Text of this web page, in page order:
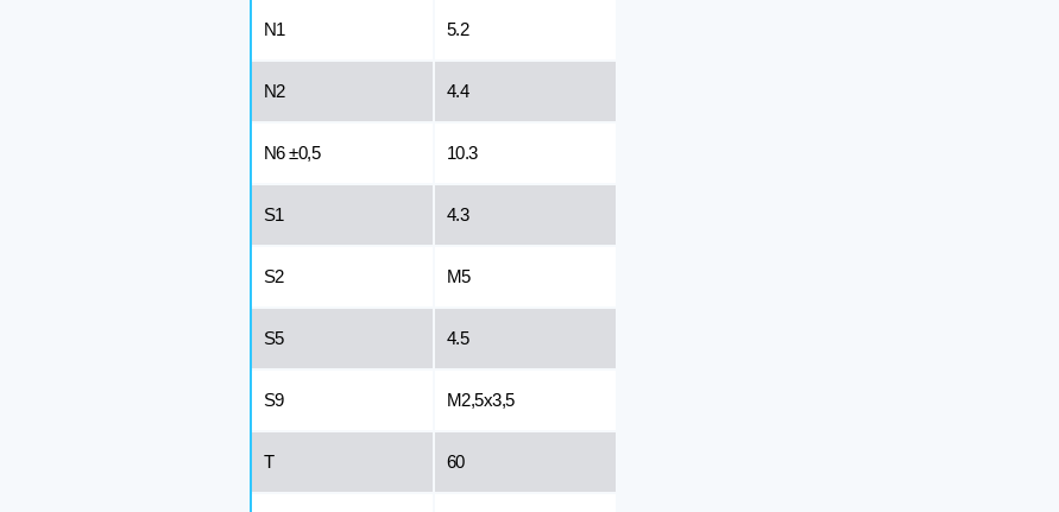
N1 5.2
N2 4.4
N6 ±0,5 10.3
S1 4.3
S2 M5
S5 4.5
S9 M2,5x3,5
T 60